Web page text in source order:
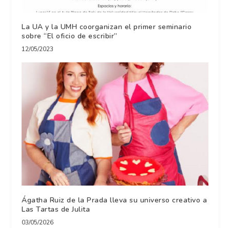
La UA y la UMH coorganizan el primer seminario
sobre “El oficio de escribir”
12/05/2023
Ágatha Ruiz de la Prada lleva su universo creativo a
Las Tartas de Julita
03/05/2026